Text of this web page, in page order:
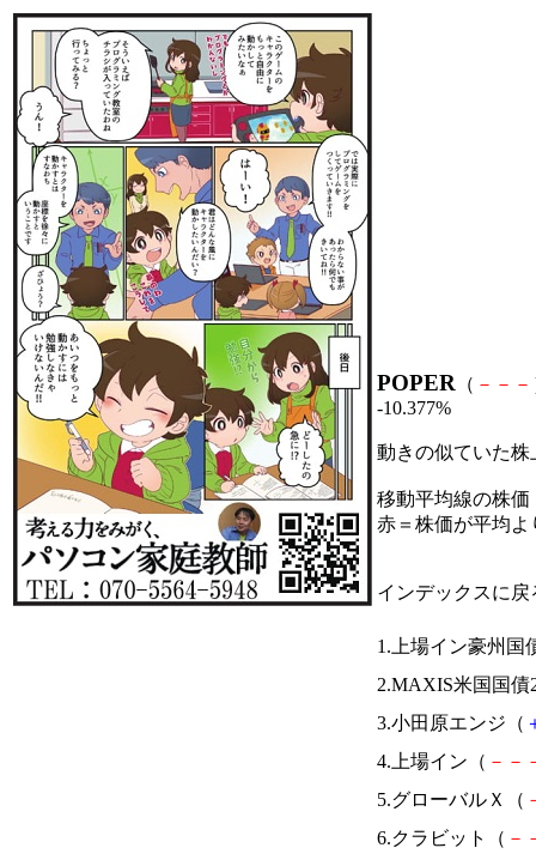
POPER （ － － －
-10.377%
動きの似ていた
移動平均線の株価
赤＝株価が平均
インデックスに戻
1.上場イン豪州国
2.MAXIS米国国債
3.小田原エンジ（
4.上場イン（ － －
5.グローバルＸ（
6.クラビット（ －